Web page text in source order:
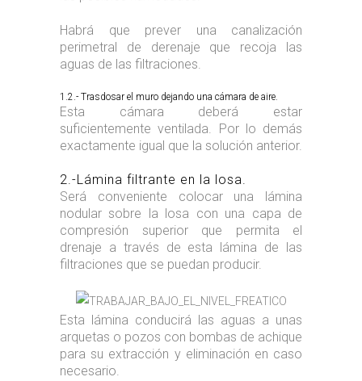
Habrá que prever una canalización
perimetral de derenaje que recoja las
aguas de las filtraciones.
1.2.- Trasdosar el muro dejando una cámara de aire.
Esta cámara deberá estar
suficientemente ventilada. Por lo demás
exactamente igual que la solución anterior.
2.-Lámina filtrante en la losa.
Será conveniente colocar una lámina
nodular sobre la losa con una capa de
compresión superior que permita el
drenaje a través de esta lámina de las
filtraciones que se puedan producir.
Esta lámina conducirá las aguas a unas
arquetas o pozos con bombas de achique
para su extracción y eliminación en caso
necesario.